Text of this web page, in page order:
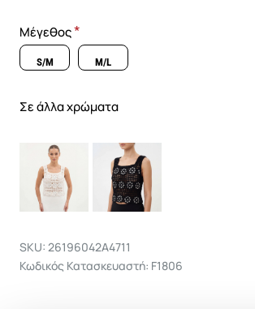
Μέγεθος
S/M M/L
Σε άλλα χρώματα
SKU: 26196042A4711
Κωδικός Κατασκευαστή: F1806